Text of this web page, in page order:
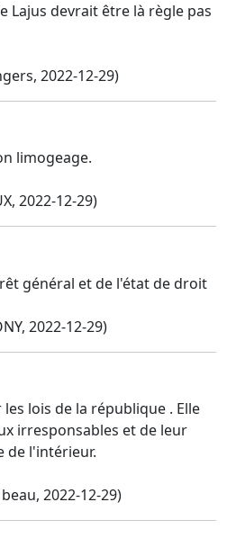
Lajus devrait être là règle pas
2022-12-29)
limogeage.
2022-12-29)
général et de l'état de droit
2022-12-29)
lois de la république . Elle
irresponsables et de leur
de l'intérieur.
2022-12-29)